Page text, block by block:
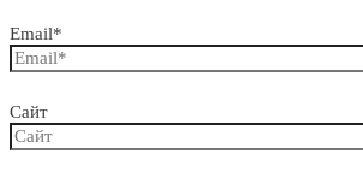
Email*
Сайт